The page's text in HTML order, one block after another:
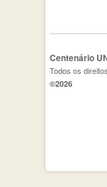
Centenário
Todos os
©2026